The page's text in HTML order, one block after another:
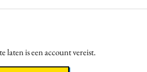
laten is een account vereist.